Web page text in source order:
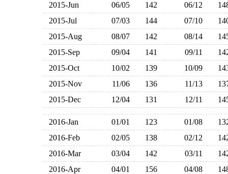
2015-Jun
06/05 142 06/12
2015-Jul
07/03 144 07/10
2015-Aug
08/07 142 08/14
2015-Sep
09/04 141 09/11
2015-Oct
10/02 139 10/09
2015-Nov
11/06 136 11/13
2015-Dec
12/04 131 12/11
2016-Jan 01/01 123 01/08
2016-Feb
02/05 138 02/12
2016-Mar
03/04 142 03/11
2016-Apr
04/01 156 04/08